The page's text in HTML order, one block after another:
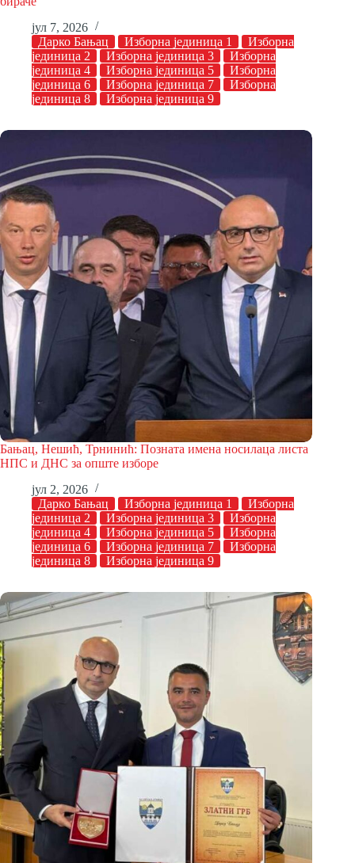
јул 7, 2026
Дарко Бањац
Изборна јединица 1
Изборна
јединица 2
Изборна јединица 3
Изборна
јединица 4
Изборна јединица 5
Изборна
јединица 6
Изборна јединица 7
Изборна
јединица 8
Изборна јединица 9
Бањац, Нешић, Трнинић: Позната имена носилаца листа
НПС и ДНС за опште изборе
јул 2, 2026
Дарко Бањац
Изборна јединица 1
Изборна
јединица 2
Изборна јединица 3
Изборна
јединица 4
Изборна јединица 5
Изборна
јединица 6
Изборна јединица 7
Изборна
јединица 8
Изборна јединица 9